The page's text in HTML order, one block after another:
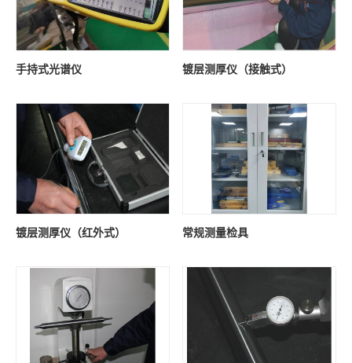
手持式光谱仪 镀层测厚仪（接触式）
镀层测厚仪（红外式） 常规测量检具